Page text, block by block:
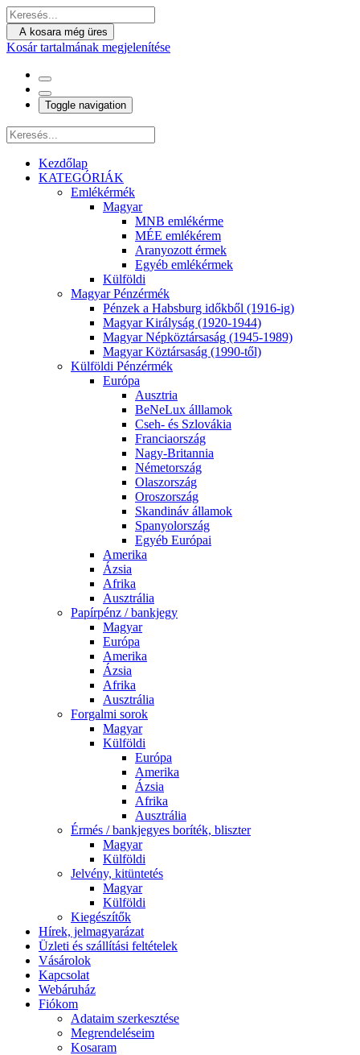
A kosara még üres
Kosár tartalmának megjelenítése
Toggle navigation
Kezdőlap
KATEGÓRIÁK
Emlékérmék
Magyar
MNB emlékérme
MÉE emlékérem
Aranyozott érmek
Egyéb emlékérmek
Külföldi
Magyar Pénzérmék
Pénzek a Habsburg időkből (1916-ig)
Magyar Királyság (1920-1944)
Magyar Népköztársaság (1945-1989)
Magyar Köztársaság (1990-től)
Külföldi Pénzérmék
Európa
Ausztria
BeNeLux álllamok
Cseh- és Szlovákia
Franciaország
Nagy-Britannia
Németország
Olaszország
Oroszország
Skandináv államok
Spanyolország
Egyéb Európai
Amerika
Ázsia
Afrika
Ausztrália
Papírpénz / bankjegy
Magyar
Európa
Amerika
Ázsia
Afrika
Ausztrália
Forgalmi sorok
Magyar
Külföldi
Európa
Amerika
Ázsia
Afrika
Ausztrália
Érmés / bankjegyes boríték, bliszter
Magyar
Külföldi
Jelvény, kitüntetés
Magyar
Külföldi
Kiegészítők
Hírek, jelmagyarázat
Üzleti és szállítási feltételek
Vásárolok
Kapcsolat
Webáruház
Fiókom
Adataim szerkesztése
Megrendeléseim
Kosaram